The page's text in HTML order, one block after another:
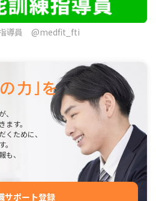
導員 @medfit_fti
す。
くために、
、
サポート登録